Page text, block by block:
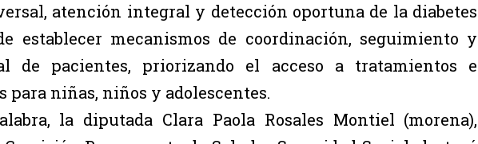
atención integral y detección oportuna de la diabetes
establecer mecanismos de coordinación, seguimiento y
de pacientes, priorizando el acceso a tratamientos e
para niñas, niños y adolescentes.
la diputada Clara Paola Rosales Montiel (morena),